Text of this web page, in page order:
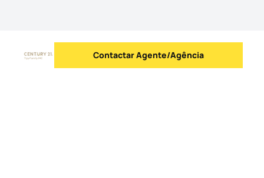
Enviar mensagem
Contactar Agente/Agência